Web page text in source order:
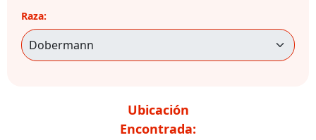
Raza:
Ubicación
Encontrada: